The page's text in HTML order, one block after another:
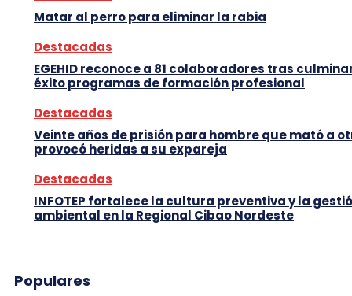
Matar al perro para eliminar la rabia
Destacadas
EGEHID reconoce a 81 colaboradores tras
éxito programas de formación profesional
Destacadas
Veinte años de prisión para hombre que mató a
provocó heridas a su expareja
Destacadas
INFOTEP fortalece la cultura preventiva y la
ambiental en la Regional Cibao Nordeste
Populares